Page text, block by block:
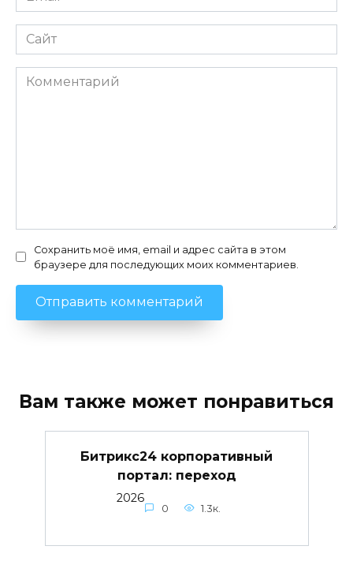
*
Сайт
Комментарий
Сохранить моё имя, email и адрес сайта в этом
браузере для последующих моих комментариев.
Вам также может понравиться
Битрикс24 корпоративный
портал: переход
2026
0 1.3к.